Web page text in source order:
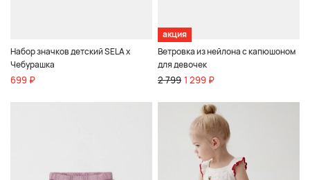
Набор значков детский SELA х
Чебурашка
699 ₽
акция
Ветровка из нейлона с капюшоном
для девочек
2 799 1 299 ₽